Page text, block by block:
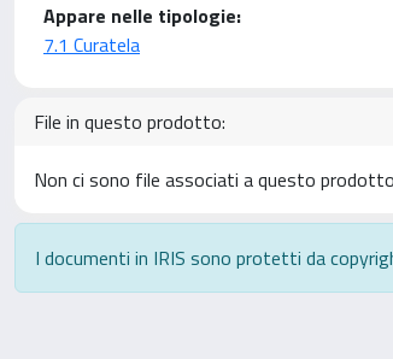
Appare nelle tipologie:
7.1 Curatela
File in questo prodotto:
Non ci sono file associati a questo
I documenti in IRIS sono protetti da